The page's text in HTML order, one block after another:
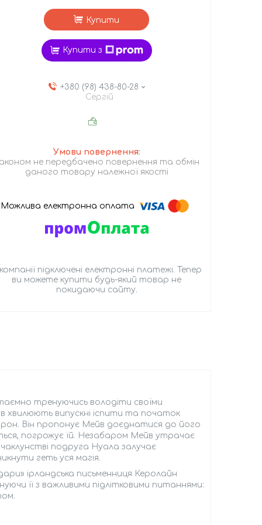
Купити
Купити з
+380 (98) 438-80-28
Сергій
не передбачено повернення та обмін
даного товару належної якості
підключені електронні платежі. Тепер
ви можете купити будь-який товар не
покидаючи сайту.
тренуючись володіти своїми
хвилюють випускні іспити та початок
Він пропонує Мейв доєднатися до його
погрожує їй. Незабаром Мейв утрачає
подруга Нуала залучає
геть уся магія.
ірландська письменниця Керолайн
її з важливими підлітковими питаннями: